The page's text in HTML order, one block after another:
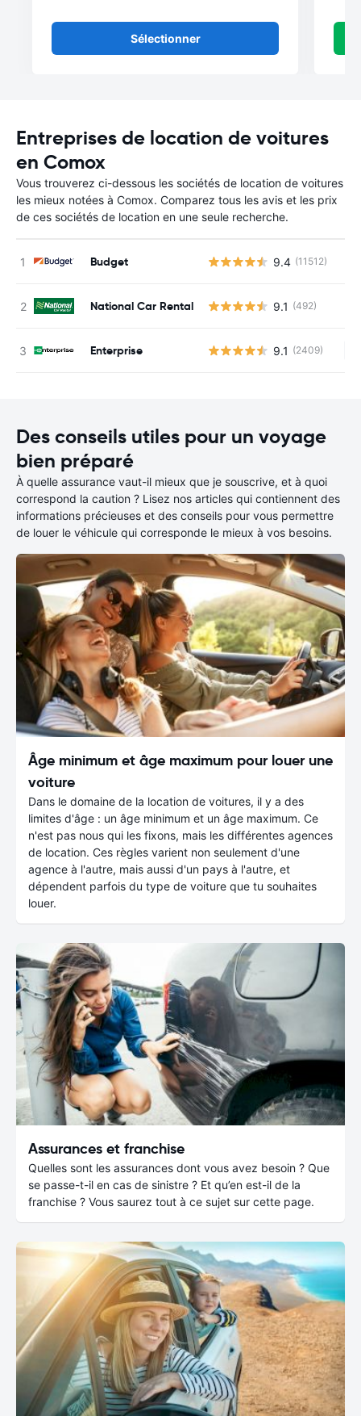
Sélectionner
Entreprises de location de voitures
en Comox
Vous trouverez ci-dessous les sociétés de location de voitures
les mieux notées à Comox. Comparez tous les avis et les prix
de ces sociétés de location en une seule recherche.
Budget 9.4 (11512)
National Car Rental 9.1 (492)
Enterprise 9.1 (2409)
Des conseils utiles pour un voyage
bien préparé
À quelle assurance vaut-il mieux que je souscrive, et à quoi
correspond la caution ? Lisez nos articles qui contiennent des
informations précieuses et des conseils pour vous permettre
de louer le véhicule qui corresponde le mieux à vos besoins.
Âge minimum et âge maximum pour louer une
voiture
Dans le domaine de la location de voitures, il y a des
limites d'âge : un âge minimum et un âge maximum. Ce
n'est pas nous qui les fixons, mais les différentes agences
de location. Ces règles varient non seulement d'une
agence à l'autre, mais aussi d'un pays à l'autre, et
dépendent parfois du type de voiture que tu souhaites
louer.
Assurances et franchise
Quelles sont les assurances dont vous avez besoin ? Que
se passe-t-il en cas de sinistre ? Et qu’en est-il de la
franchise ? Vous saurez tout à ce sujet sur cette page.